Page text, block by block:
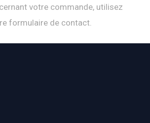
votre commande, utilisez
formulaire de contact.